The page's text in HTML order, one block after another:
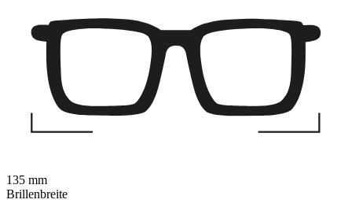
135 mm
Brillenbreite